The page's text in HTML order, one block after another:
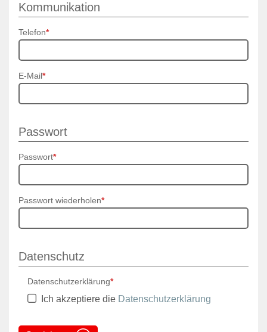
Kommunikation
Telefon*
E-Mail*
Passwort
Passwort*
Passwort wiederholen*
Datenschutz
Datenschutzerklärung*
Ich akzeptiere die Datenschutzerklärung